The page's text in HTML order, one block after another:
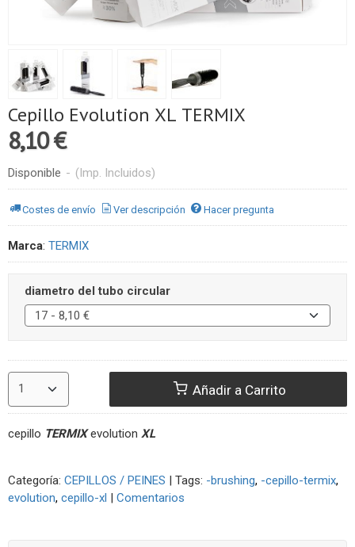
Cepillo Evolution XL TERMIX
8,10 €
Disponible - (Imp. Incluidos)
Costes de envío Ver descripción Hacer pregunta
Marca: TERMIX
diametro del tubo circular
Añadir a Carrito
cepillo TERMIX evolution XL
Categoría: CEPILLOS / PEINES Tags: -brushing -cepillo-termix
evolution cepillo-xl Comentarios